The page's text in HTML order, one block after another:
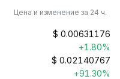
Цена и изменение за 24 ч.
$ 0.00631176
+1.80%
$ 0.02140767
+91.30%